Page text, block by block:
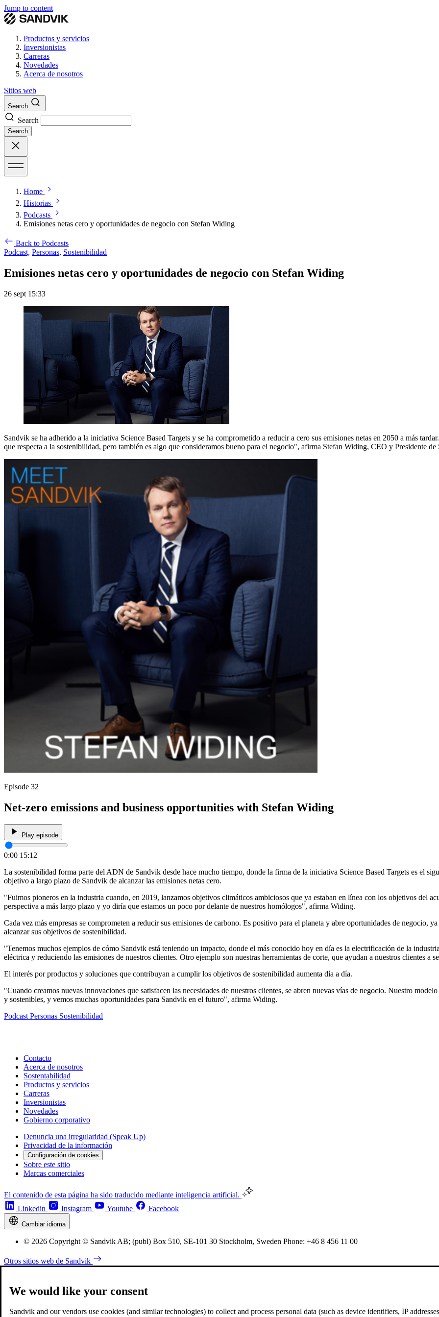
Jump to content
Productos y servicios
Inversionistas
Carreras
Novedades
Acerca de nosotros
Sitios web
Search
Search
Search
Home
Historias
Podcasts
Emisiones netas cero y oportunidades de negocio con Stefan Widing
Back to Podcasts
Podcast, Personas, Sostenibilidad
Emisiones netas cero y oportunidades de negocio con Stefan Widing
26 sept 15:33
Sandvik se ha adherido a la iniciativa Science Based Targets y se ha comprometido a reducir a cero sus emisiones netas en 2050 a más
que respecta a la sostenibilidad, pero también es algo que consideramos bueno para el negocio", afirma Stefan Widing, CEO y Presidente de
Episode 32
Net-zero emissions and business opportunities with Stefan Widing
Play episode
0:00 15:12
La sostenibilidad forma parte del ADN de Sandvik desde hace mucho tiempo, donde la firma de la iniciativa Science Based Targets es el
objetivo a largo plazo de Sandvik de alcanzar las emisiones netas cero.
"Fuimos pioneros en la industria cuando, en 2019, lanzamos objetivos climáticos ambiciosos que ya estaban en línea con los objetivos del
perspectiva a más largo plazo y yo diría que estamos un poco por delante de nuestros homólogos", afirma Widing.
Cada vez más empresas se comprometen a reducir sus emisiones de carbono. Es positivo para el planeta y abre oportunidades de negocio,
alcanzar sus objetivos de sostenibilidad.
"Tenemos muchos ejemplos de cómo Sandvik está teniendo un impacto, donde el más conocido hoy en día es la electrificación de la
eléctrica y reduciendo las emisiones de nuestros clientes. Otro ejemplo son nuestras herramientas de corte, que ayudan a nuestros clientes
El interés por productos y soluciones que contribuyan a cumplir los objetivos de sostenibilidad aumenta día a día.
"Cuando creamos nuevas innovaciones que satisfacen las necesidades de nuestros clientes, se abren nuevas vías de negocio. Nuestro
y sostenibles, y vemos muchas oportunidades para Sandvik en el futuro", afirma Widing.
Podcast Personas Sostenibilidad
Contacto
Acerca de nosotros
Sostentabilidad
Productos y servicios
Carreras
Inversionistas
Novedades
Gobierno corporativo
Denuncia una irregularidad (Speak Up)
Privacidad de la información
Configuración de cookies
Sobre este sitio
Marcas comerciales
El contenido de esta página ha sido traducido mediante inteligencia artificial.
Linkedin
Instagram Youtube Facebook
Cambiar idioma
© 2026 Copyright © Sandvik AB; (publ) Box 510, SE-101 30 Stockholm, Sweden Phone: +46 8 456 11 00
Otros sitios web de Sandvik
We would like your consent
Sandvik and our vendors use cookies (and similar technologies) to collect and process personal data (such as device identifiers, IP